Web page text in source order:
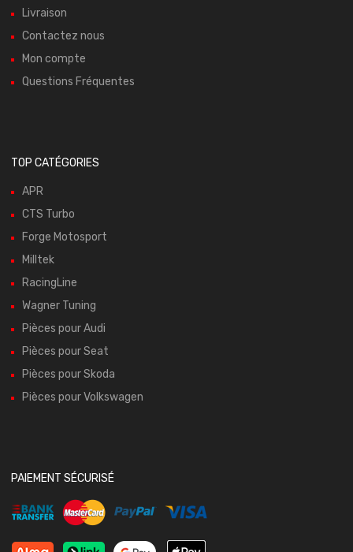
Livraison
Contactez nous
Mon compte
Questions Fréquentes
TOP CATÉGORIES
APR
CTS Turbo
Forge Motosport
Milltek
RacingLine
Wagner Tuning
Pièces pour Audi
Pièces pour Seat
Pièces pour Skoda
Pièces pour Volkswagen
PAIEMENT SÉCURISÉ